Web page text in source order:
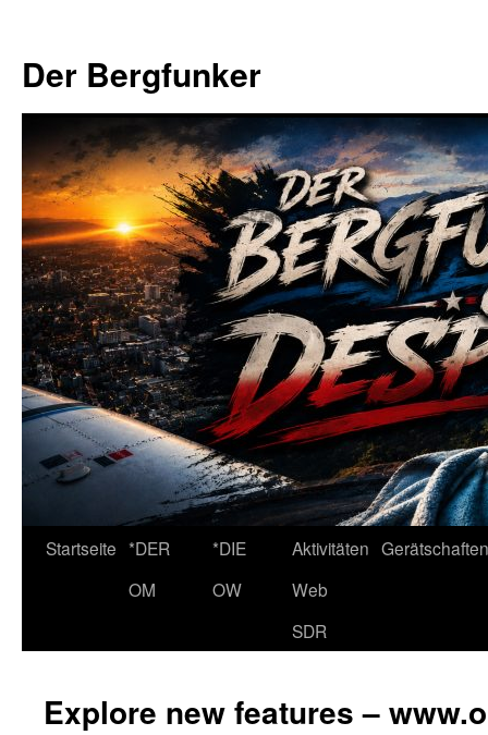
springen
Der Bergfunker
Startseite *DER
OM
*DIE
OW
Aktivitäten Gerätschaften
Web
SDR
Explore new features –